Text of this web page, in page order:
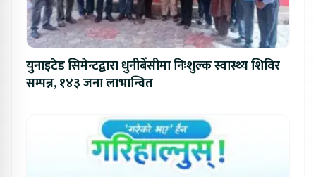
युनाइटेड सिमेन्टद्वारा धुनीबेँसीमा निःशुल्क स्वास्थ्य शिविर
सम्पन्न, १४३ जना लाभान्वित